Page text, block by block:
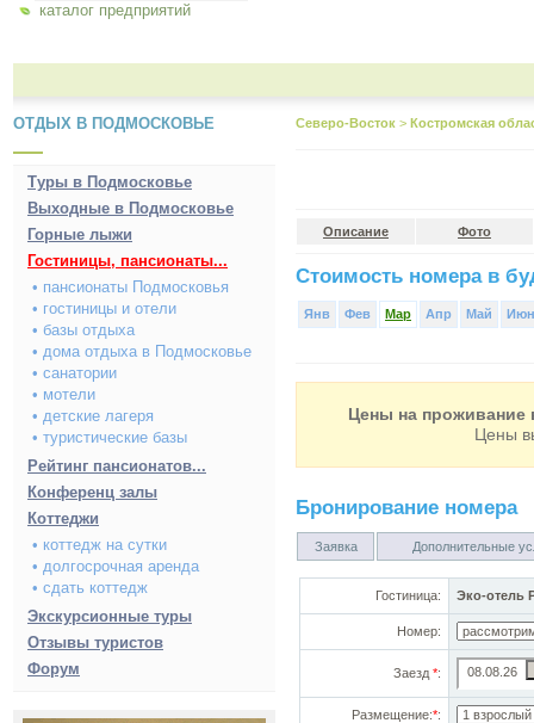
каталог предприятий
ОТДЫХ В ПОДМОСКОВЬЕ
Туры в Подмосковье
Выходные в Подмосковье
Горные лыжи
Гостиницы, пансионаты...
• пансионаты Подмосковья
• гостиницы и отели
• базы отдыха
• дома отдыха в Подмосковье
• санатории
• мотели
• детские лагеря
• туристические базы
Рейтинг пансионатов...
Конференц залы
Коттеджи
• коттедж на сутки
• долгосрочная аренда
• сдать коттедж
Экскурсионные туры
Отзывы туристов
Форум
Северо-Восток > Костромская
Описание Фото
Стоимость номера в
Янв Фев Мар Апр Май Июн
Цены на проживание
Цены
Бронирование номера
Заявка Дополнительные
Гостиница: Эко-отель
Номер:
Заезд *:
Размещение:*: